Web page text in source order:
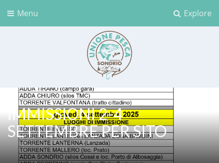
Explore
Menu
Unione Pesca Sondrio
IMMISSIONI 2-4
SETTEMBRE PER SITO